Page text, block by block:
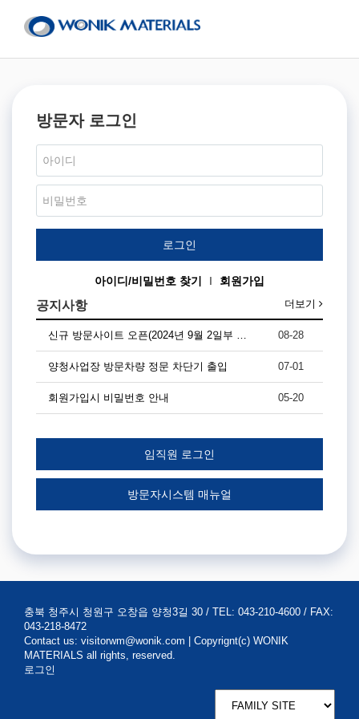
방문자 로그인
아이디/비밀번호 찾기 I 회원가입
공지사항 더보기
신규 방문사이트 오픈(2024년 9월 2일부 … 08-28
양청사업장 방문차량 정문 차단기 출입 07-01
회원가입시 비밀번호 안내 05-20
방문자시스템 매뉴얼
충북 청주시 청원구 오창읍 양청3길 30 / TEL: 043-210-4600 / FAX:
043-218-8472
Contact us: visitorwm@wonik.com | Copyrignt(c) WONIK
MATERIALS all rights, reserved.
로그인